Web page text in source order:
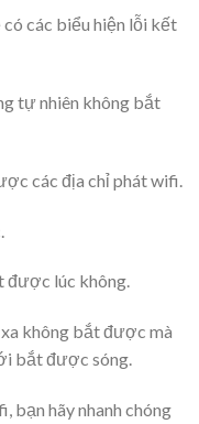
các biểu hiện lỗi kết
tự nhiên không bắt
các địa chỉ phát wifi.
được lúc không.
không bắt được mà
bắt được sóng.
bạn hãy nhanh chóng